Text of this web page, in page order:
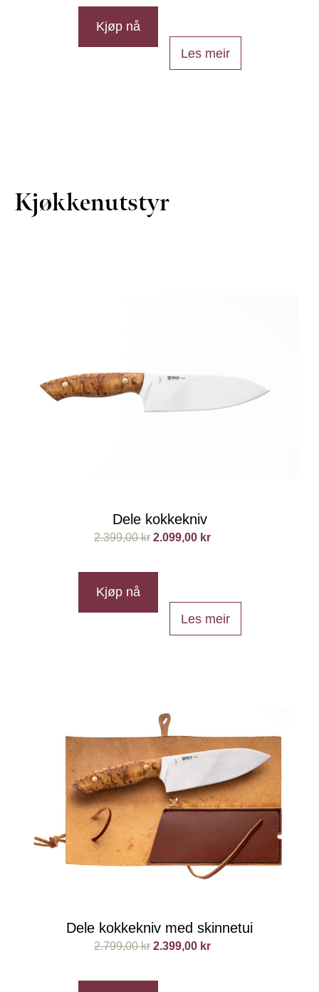
Kjøp nå
Les meir
Kjøkkenutstyr
Dele kokkekniv
2.399,00kr 2.099,00 kr
Kjøp nå
Les meir
Dele kokkekniv med skinnetui
2.799,00kr 2.399,00 kr